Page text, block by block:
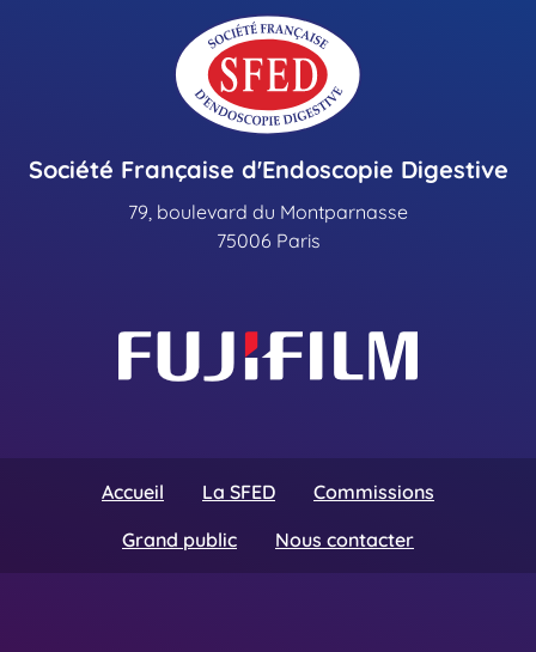
Société Française d'Endoscopie Digestive
79, boulevard du Montparnasse
75006 Paris
Accueil La SFED
Commissions
Grand public
Nous contacter